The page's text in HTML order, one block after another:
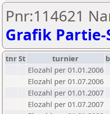
Pnr:114621
Grafik
tnrSt turnier
Elozahl per 01.01.2006
Elozahl per 01.07.2006
Elozahl per 01.01.2007
Elozahl per 01.07.2007